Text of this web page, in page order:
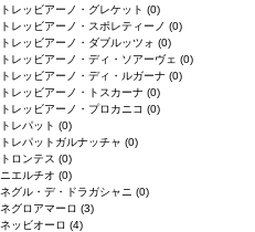
トレッビアーノ・グレケット (0)
トレッビアーノ・スポレティーノ (0)
トレッビアーノ・ダブルッツォ (0)
トレッビアーノ・ディ・ソアーヴェ (0)
トレッビアーノ・ディ・ルガーナ (0)
トレッビアーノ・トスカーナ (0)
トレッビアーノ・プロカニコ (0)
トレパット (0)
トレパットガルナッチャ (0)
トロンテス (0)
ニエルチオ (0)
ネグル・デ・ドラガシャニ (0)
ネグロアマーロ (3)
ネッビオーロ (4)